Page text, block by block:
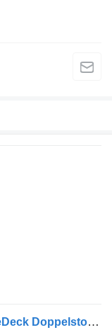
Van Eck ECKSTREME PT-3Z DoubleDeck Doppelstock Rennsport